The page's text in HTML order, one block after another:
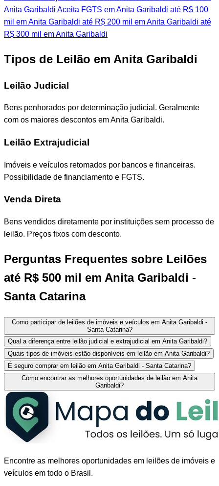
Anita Garibaldi Aceita FGTS em Anita Garibaldi até R$ 100
mil em Anita Garibaldi até R$ 200 mil em Anita Garibaldi até
R$ 300 mil em Anita Garibaldi
Tipos de Leilão em Anita Garibaldi
Leilão Judicial
Bens penhorados por determinação judicial. Geralmente
com os maiores descontos em Anita Garibaldi.
Leilão Extrajudicial
Imóveis e veículos retomados por bancos e financeiras.
Possibilidade de financiamento e FGTS.
Venda Direta
Bens vendidos diretamente por instituições sem processo de
leilão. Preços fixos com desconto.
Perguntas Frequentes sobre Leilões
até R$ 500 mil em Anita Garibaldi -
Santa Catarina
Como participar de leilões de imóveis e veículos em Anita Garibaldi -
Santa Catarina?
Qual a diferença entre leilão judicial e extrajudicial em Anita Garibaldi?
Quais tipos de imóveis estão disponíveis em leilão em Anita Garibaldi?
É seguro comprar em leilão em Anita Garibaldi - Santa Catarina?
Como encontrar as melhores oportunidades de leilão em Anita
Garibaldi?
Encontre as melhores oportunidades em leilões de imóveis e
veículos em todo o Brasil.